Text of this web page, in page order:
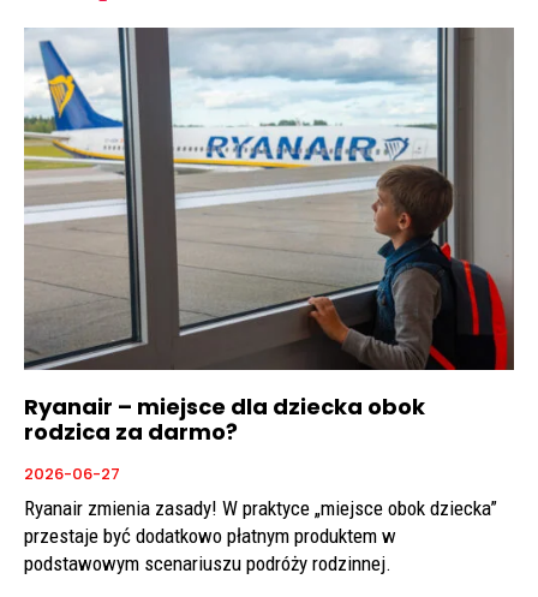
Ryanair – miejsce dla dziecka obok
rodzica za darmo?
2026-06-27
Ryanair zmienia zasady! W praktyce „miejsce obok dziecka”
przestaje być dodatkowo płatnym produktem w
podstawowym scenariuszu podróży rodzinnej.